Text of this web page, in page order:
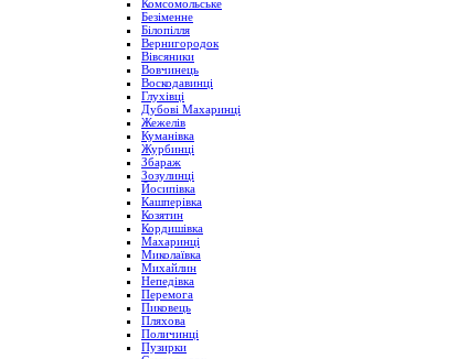
Комсомольське
Безіменне
Білопілля
Вернигородок
Вівсяники
Вовчинець
Воскодавинці
Глухівці
Дубові Махаринці
Жежелів
Куманівка
Журбинці
Збараж
Зозулинці
Йосипівка
Кашперівка
Козятин
Кордишівка
Махаринці
Миколаївка
Михайлин
Непедівка
Перемога
Пиковець
Пляхова
Поличинці
Пузирки